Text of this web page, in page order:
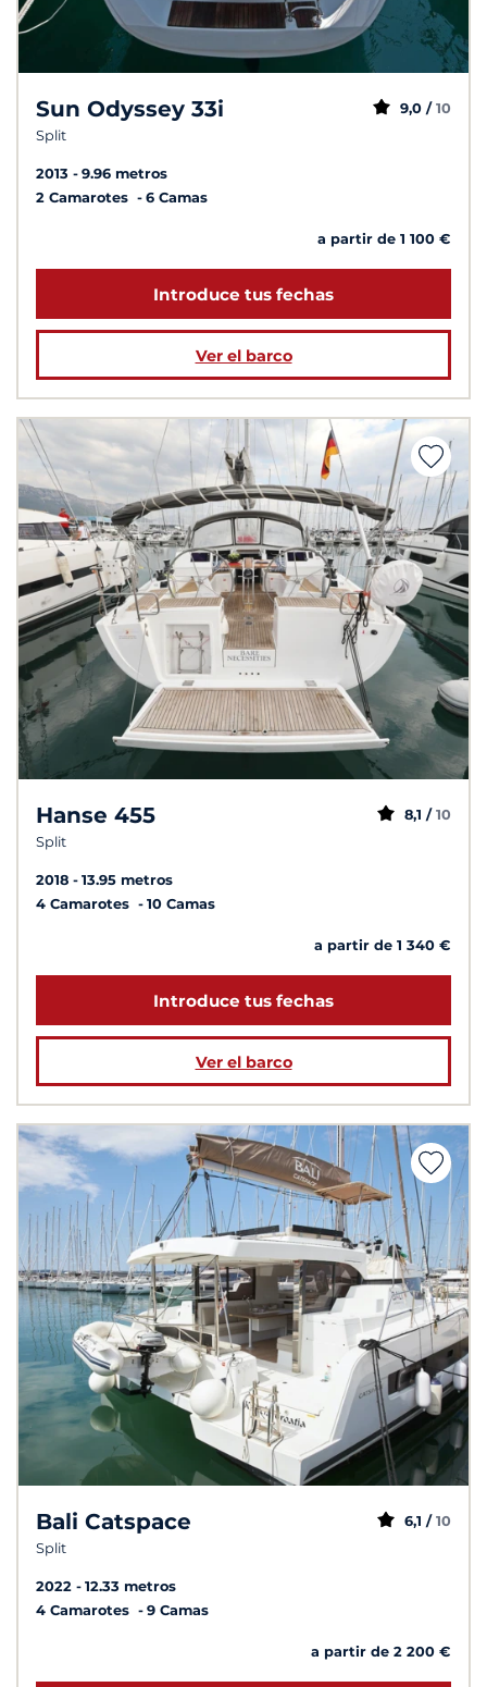
Sun Odyssey 33i
Split
9,0 / 10
2013
9.96 metros
2 Camarotes
6 Camas
a partir de 1 100 €
Introduce tus fechas
Ver el barco
Hanse 455
Split
8,1 / 10
2018
13.95 metros
4 Camarotes
10 Camas
a partir de 1 340 €
Introduce tus fechas
Ver el barco
Bali Catspace
Split
6,1 / 10
2022
12.33 metros
4 Camarotes
9 Camas
a partir de 2 200 €